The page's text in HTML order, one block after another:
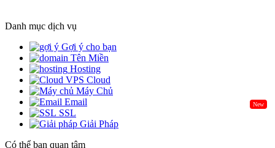
Danh mục dịch vụ
Gợi ý cho bạn
Tên Miền
Hosting
Cloud
Máy Chủ
New
Email
SSL
Giải Pháp
Có thể bạn quan tâm